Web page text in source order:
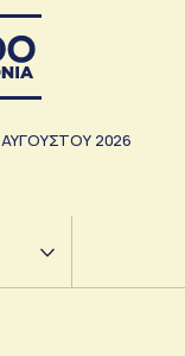
ΑΥΓΟΥΣΤΟΥ 2026